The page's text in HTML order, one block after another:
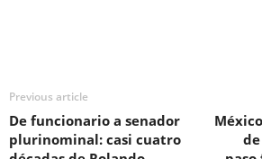
Previous article
De funcionario a senador
plurinominal: casi cuatro